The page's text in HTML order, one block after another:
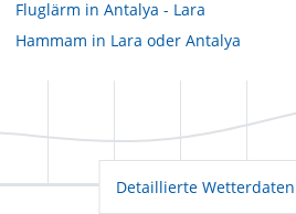
Fluglärm in Antalya - Lara
Hammam in Lara oder Antalya
Detaillierte